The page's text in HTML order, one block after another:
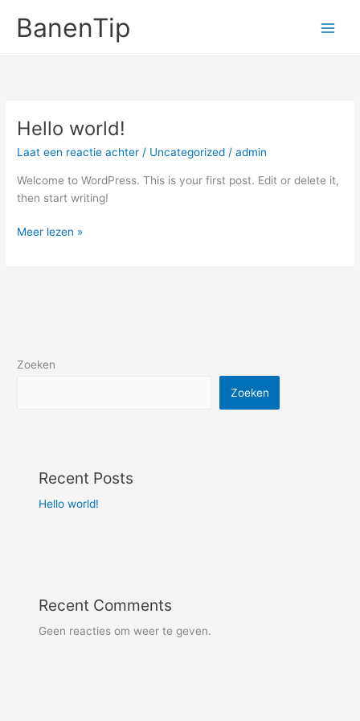
naarBanenTip
Hello world!
Laat een reactie achter / Uncategorized /admin
Welcome to WordPress. This is your first post. Edit or delete it,
then start writing!
Hello
Meer lezen »
Zoeken
Zoeken
Recent Posts
Hello world!
Recent Comments
Geen reacties om weer te geven.